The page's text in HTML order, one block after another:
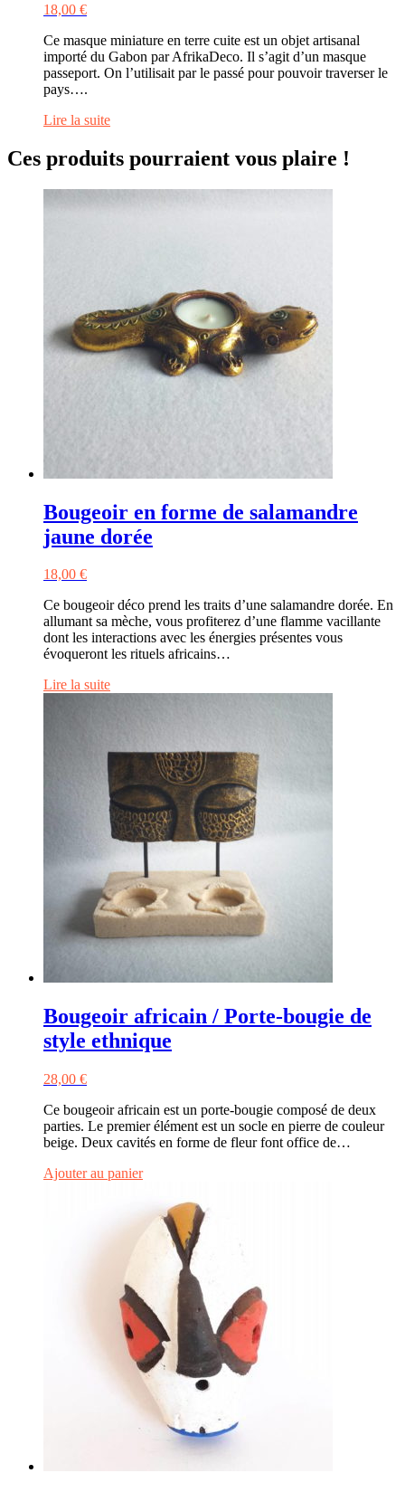
18,00 €
Ce masque miniature en terre cuite est un objet artisanal
importé du Gabon par AfrikaDeco. Il s’agit d’un masque
passeport. On l’utilisait par le passé pour pouvoir traverser le
pays….
Lire la suite
Ces produits pourraient vous plaire !
Bougeoir en forme de salamandre
jaune dorée
18,00 €
Ce bougeoir déco prend les traits d’une salamandre dorée. En
allumant sa mèche, vous profiterez d’une flamme vacillante
dont les interactions avec les énergies présentes vous
évoqueront les rituels africains…
Lire la suite
Bougeoir africain / Porte-bougie de
style ethnique
28,00 €
Ce bougeoir africain est un porte-bougie composé de deux
parties. Le premier élément est un socle en pierre de couleur
beige. Deux cavités en forme de fleur font office de…
Ajouter au panier